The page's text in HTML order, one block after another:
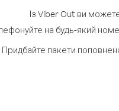
Із Viber Out ви
на будь-який
Придбайте пакети